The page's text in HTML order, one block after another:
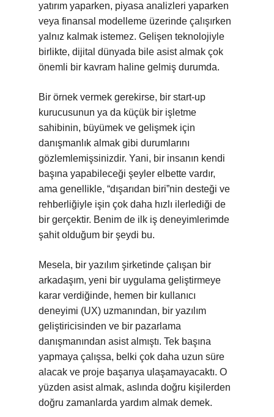
yatırım yaparken, piyasa analizleri yaparken
veya finansal modelleme üzerinde çalışırken
yalnız kalmak istemez. Gelişen teknolojiyle
birlikte, dijital dünyada bile asist almak çok
önemli bir kavram haline gelmiş durumda.
Bir örnek vermek gerekirse, bir start-up
kurucusunun ya da küçük bir işletme
sahibinin, büyümek ve gelişmek için
danışmanlık almak gibi durumlarını
gözlemlemişsinizdir. Yani, bir insanın kendi
başına yapabileceği şeyler elbette vardır,
ama genellikle, “dışarıdan biri”nin desteği ve
rehberliğiyle işin çok daha hızlı ilerlediği de
bir gerçektir. Benim de ilk iş deneyimlerimde
şahit olduğum bir şeydi bu.
Mesela, bir yazılım şirketinde çalışan bir
arkadaşım, yeni bir uygulama geliştirmeye
karar verdiğinde, hemen bir kullanıcı
deneyimi (UX) uzmanından, bir yazılım
geliştiricisinden ve bir pazarlama
danışmanından asist almıştı. Tek başına
yapmaya çalışsa, belki çok daha uzun süre
alacak ve proje başarıya ulaşamayacaktı. O
yüzden asist almak, aslında doğru kişilerden
doğru zamanlarda yardım almak demek.